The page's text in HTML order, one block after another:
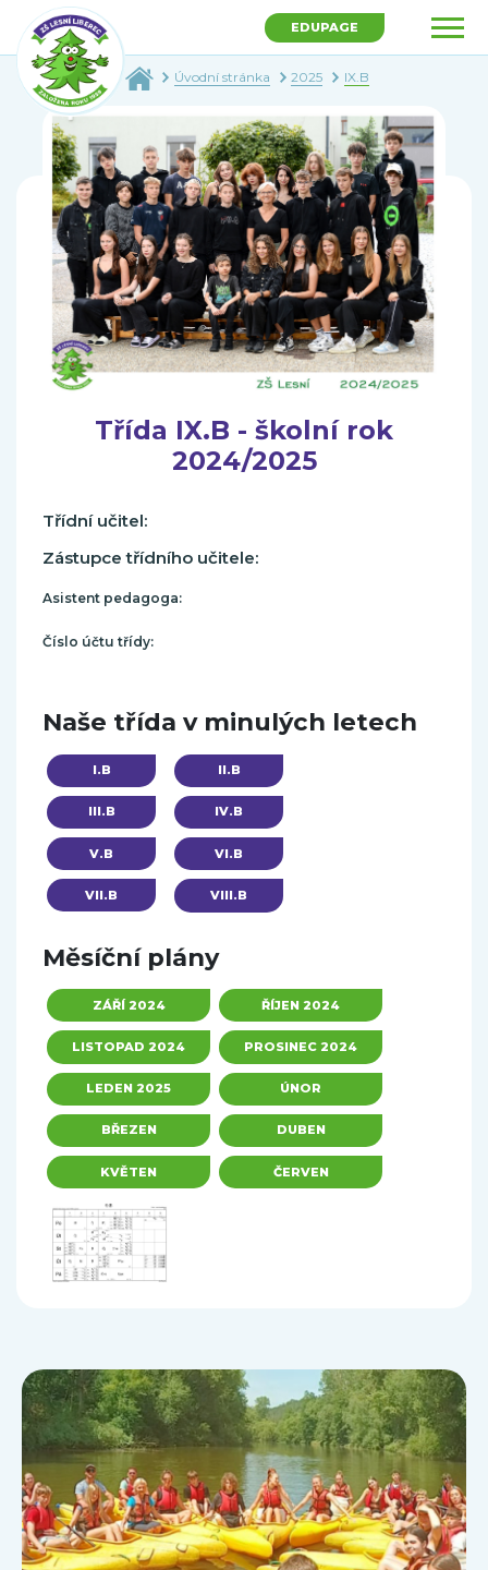
EDUPAGE
Úvodní stránka 2025 IX.B
Třída IX.B - školní rok
2024/2025
Třídní učitel:
Zástupce třídního učitele:
Asistent pedagoga:
Číslo účtu třídy:
Naše třída v minulých letech
I.B II.B
III.B IV.B
V.B VI.B
VII.B VIII.B
Měsíční plány
ZÁŘÍ 2024 ŘÍJEN 2024
LISTOPAD 2024 PROSINEC 2024
LEDEN 2025 ÚNOR
BŘEZEN DUBEN
KVĚTEN ČERVEN